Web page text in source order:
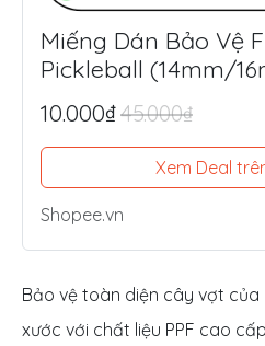
Miếng Dán Bảo Vệ
Pickleball (14mm/
Mỹ Siêu Dày 8.5mil
10.000₫45.000₫
Xem Deal
Shopee.vn
Bảo vệ toàn diện cây vợt
xước với chất liệu PPF cao